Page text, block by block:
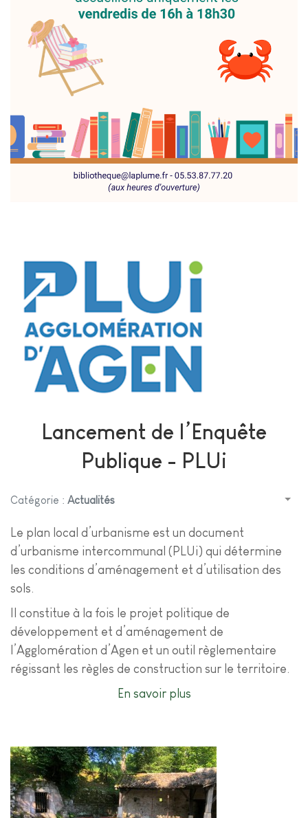
Lancement de l’Enquête
Publique - PLUi
Catégorie : Actualités
Le plan local d’urbanisme est un document
d’urbanisme intercommunal (PLUi) qui détermine
les conditions d’aménagement et d’utilisation des
sols.
Il constitue à la fois le projet politique de
développement et d’aménagement de
l’Agglomération d’Agen et un outil règlementaire
régissant les règles de construction sur le territoire.
En savoir plus